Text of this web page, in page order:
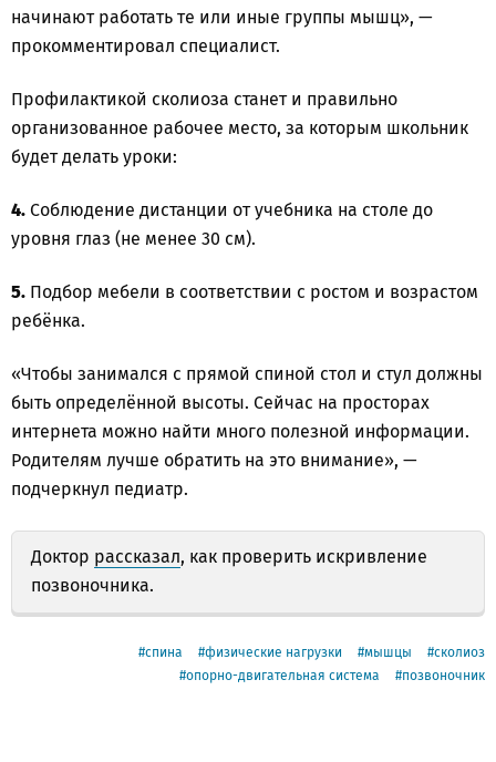
начинают работать те или иные группы мышц», —
прокомментировал специалист.
Профилактикой сколиоза станет и правильно
организованное рабочее место, за которым школьник
будет делать уроки:
4. Соблюдение дистанции от учебника на столе до
уровня глаз (не менее 30 см).
5. Подбор мебели в соответствии с ростом и возрастом
ребёнка.
«Чтобы занимался с прямой спиной стол и стул должны
быть определённой высоты. Сейчас на просторах
интернета можно найти много полезной информации.
Родителям лучше обратить на это внимание», —
подчеркнул педиатр.
Доктор рассказал, как проверить искривление
позвоночника.
спина физические нагрузки мышцы
сколиоз
опорно-двигательная система
позвоночник